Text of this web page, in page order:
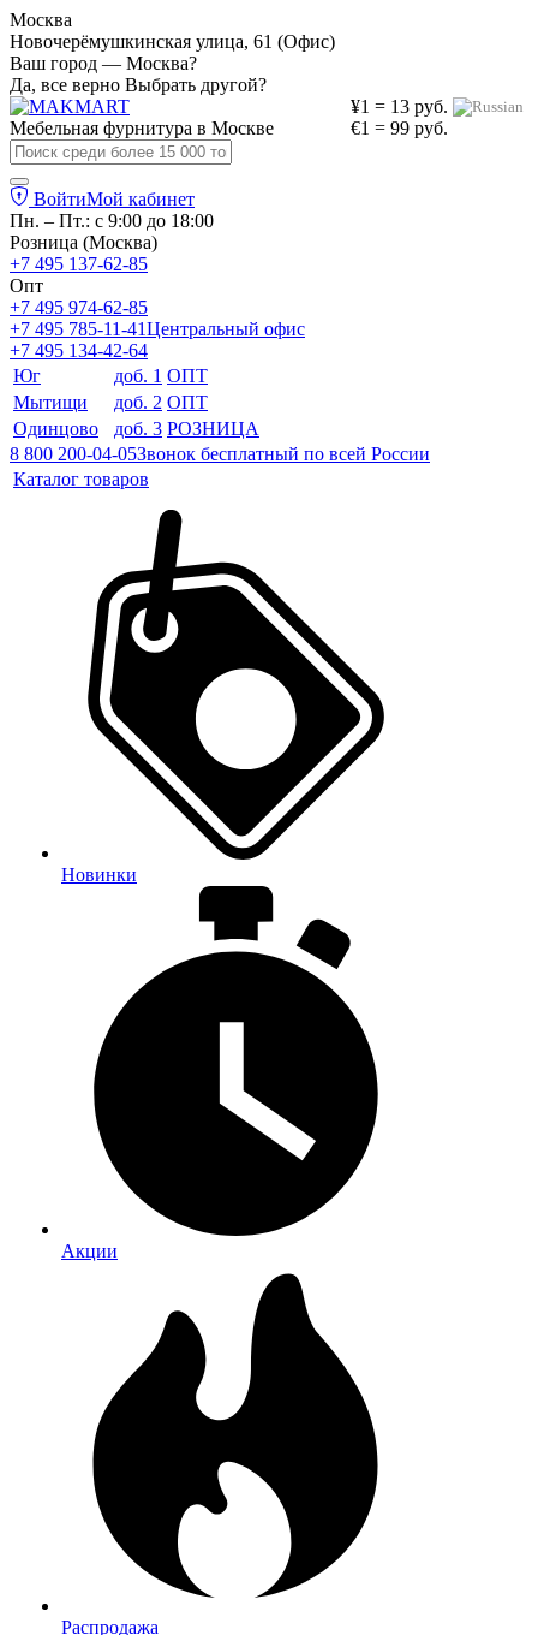
Москва
Новочерёмушкинская улица, 61 (Офис)
Ваш город — Москва?
Да, все верно Выбрать другой?
¥1 = 13 руб.
€1 = 99 руб.
Мебельная фурнитура в Москве
ВойтиМой кабинет
Пн. – Пт.: с 9:00 до 18:00
Розница (Москва)
+7 495 137-62-85
Опт
+7 495 974-62-85
+7 495 785-11-41Центральный офис
+7 495 134-42-64
Юг
доб. 1 ОПТ
Мытищи
доб. 2 ОПТ
Одинцово
доб. 3 РОЗНИЦА
8 800 200-04-05Звонок бесплатный по всей России
Каталог товаров
Новинки
Акции
Распродажа